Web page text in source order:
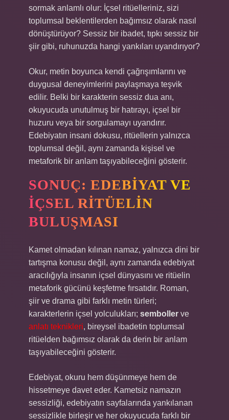
sormak anlamlı olur: İçsel ritüelleriniz, sizi
toplumsal beklentilerden bağımsız olarak nasıl
dönüştürüyor? Sessiz bir ibadet, tıpkı sessiz bir
şiir gibi, ruhunuzda hangi yankıları uyandırıyor?
Okur, metin boyunca kendi çağrışımlarını ve
duygusal deneyimlerini paylaşmaya teşvik
edilir. Belki bir karakterin sessiz dua anı,
okuyucuda unutulmuş bir hatırayı, içsel bir
huzuru veya bir sorgulamayı uyandırır.
Edebiyatın insani dokusu, ritüellerin yalnızca
toplumsal değil, aynı zamanda kişisel ve
metaforik bir anlam taşıyabileceğini gösterir.
SONUÇ: EDEBIYAT VE
İÇSEL RITÜELIN
BULUŞMASI
Kamet olmadan kılınan namaz, yalnızca dini bir
tartışma konusu değil, aynı zamanda edebiyat
aracılığıyla insanın içsel dünyasını ve ritüelin
metaforik gücünü keşfetme fırsatıdır. Roman,
şiir ve drama gibi farklı metin türleri;
karakterlerin içsel yolculukları; semboller ve
anlatı teknikleri, bireysel ibadetin toplumsal
ritüelden bağımsız olarak da derin bir anlam
taşıyabileceğini gösterir.
Edebiyat, okuru hem düşünmeye hem de
hissetmeye davet eder. Kametsiz namazın
sessizliği, edebiyatın sayfalarında yankılanan
sessizlikle birleşir ve her okuyucuda farklı bir